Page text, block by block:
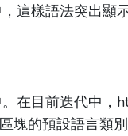
這樣語法突出顯
在目前迭代中，
區塊的預設語言類